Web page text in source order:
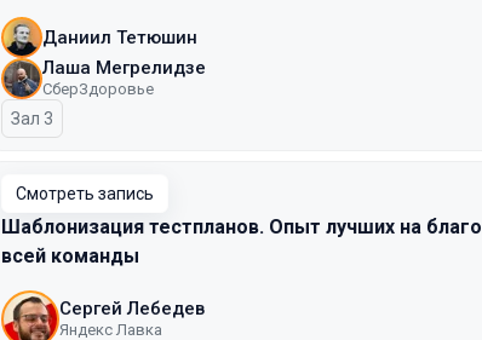
Даниил Тетюшин
Лаша Мегрелидзе
СберЗдоровье
Зал 3
Смотреть запись
Шаблонизация тестпланов. Опыт лучших на благо
всей команды
Сергей Лебедев
Яндекс Лавка